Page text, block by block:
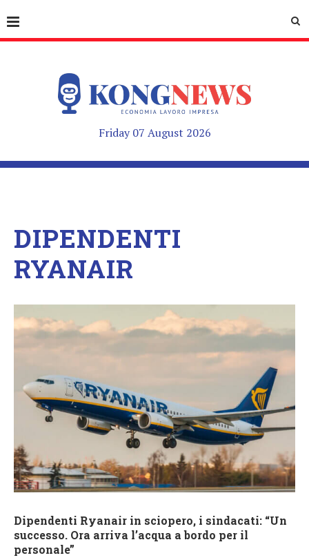
Friday 07 August 2026
DIPENDENTI
RYANAIR
Dipendenti Ryanair in sciopero, i sindacati: “Un
successo. Ora arriva l’acqua a bordo per il
personale”